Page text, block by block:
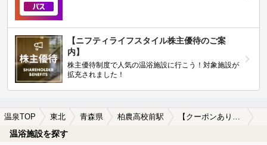
【ニフティライフスタイル株主優待のご案
内】
株主優待制度で人気の温浴施設に行こう！対象施設が
拡充されました！
温泉TOP 東北 青森県 柏農高校前駅
温浴施設を探す